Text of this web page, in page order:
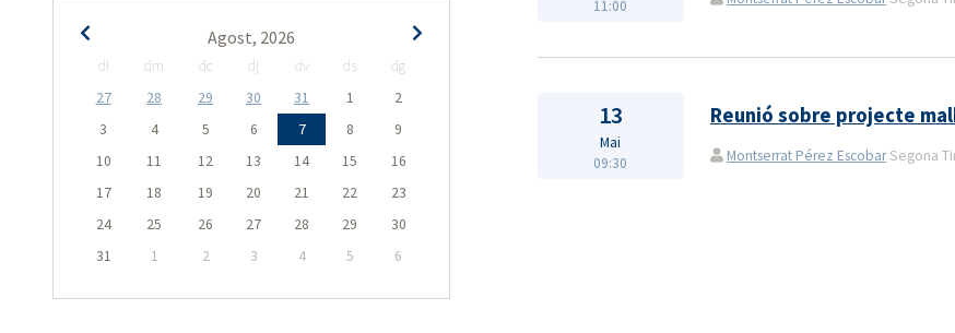
Agost, 2026
dl dm dc dj dv ds
dg
27
28 29 30 31 1
2
3
4 5 6 7 8
9
10
11 12 13 14 15
16
17
18 19 20 21 22
23
24
25 26 27 28 29
30
31
1 2 3 4 5 6
11:00
13
Mai
09:30
Reunió sobre projecte
Montserrat Pérez EscobarSegona